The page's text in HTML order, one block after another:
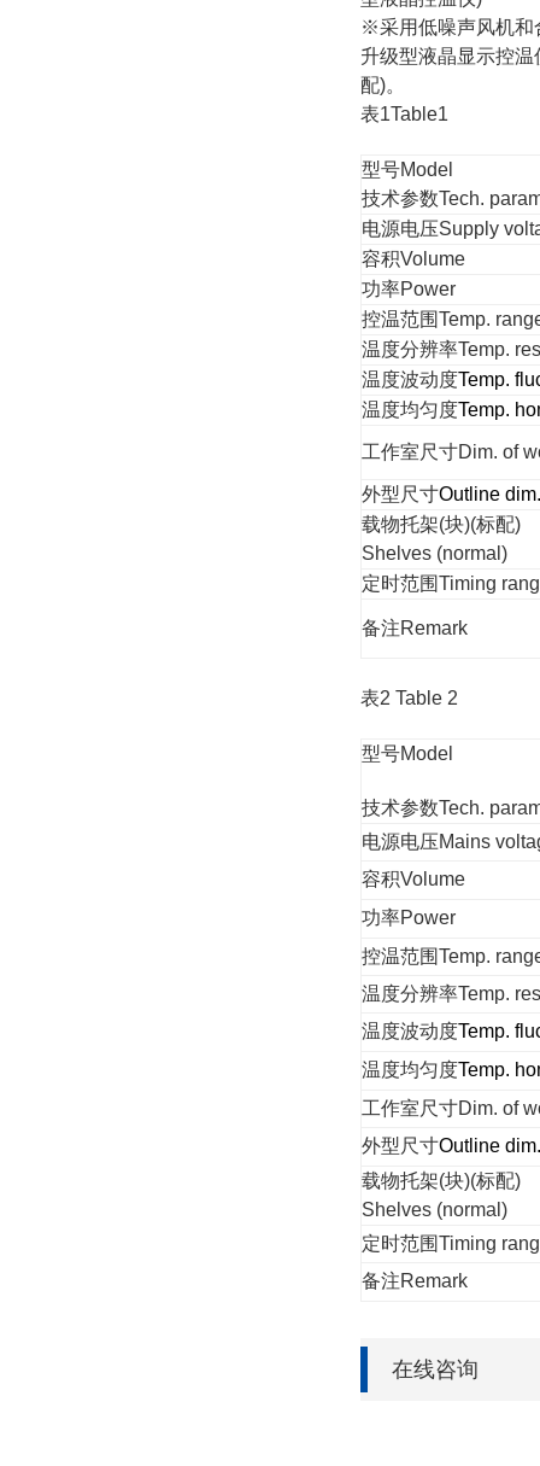
※采用低噪声风机和
升级型液晶显示控
配)。
表1Table1
型号Model
技术参数Tech.
电源电压Supply
容积Volume
功率Power
控温范围Temp.
温度分辨率Temp.
温度波动度Temp.
温度均匀度Temp.
工作室尺寸Dim. of
外型尺寸Outline dim.
载物托架(块)(标配)
Shelves (normal)
定时范围Timing
备注Remark
表2 Table 2
型号Model
技术参数Tech.
电源电压Mains
容积Volume
功率Power
控温范围Temp.
温度分辨率Temp.
温度波动度Temp.
温度均匀度Temp.
工作室尺寸Dim. of
外型尺寸Outline dim.
载物托架(块)(标配)
Shelves (normal)
定时范围Timing
备注Remark
在线咨询